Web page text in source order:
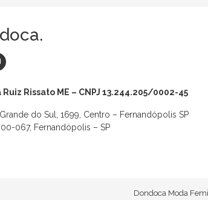
Vestidos Calças
Ruiz Rissato ME – CNPJ 13.244.205/0002-45
do Sul, 1699, Centro – Fernandópolis SP
067, Fernandópolis – SP
Dondoca Moda